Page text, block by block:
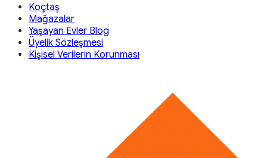
Koçtaş
Mağazalar
Yaşayan Evler Blog
Üyelik Sözleşmesi
Kişisel Verilerin Korunması